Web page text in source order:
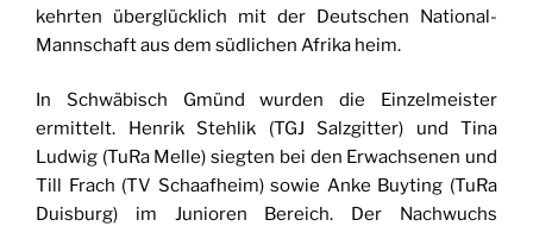
kehrten überglücklich mit der Deutschen National-
Mannschaft aus dem südlichen Afrika heim.
In Schwäbisch Gmünd wurden die Einzelmeister
ermittelt. Henrik Stehlik (TGJ Salzgitter) und Tina
Ludwig (TuRa Melle) siegten bei den Erwachsenen und
Till Frach (TV Schaafheim) sowie Anke Buyting (TuRa
Duisburg) im Junioren Bereich. Der Nachwuchs